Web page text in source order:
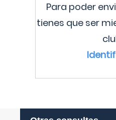
Para poder
tienes que ser